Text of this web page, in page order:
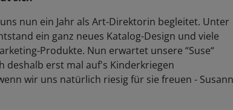
nun ein Jahr als Art-Direktorin begleitet. Unter
ein ganz neues Katalog-Design und viele
Produkte. Nun erwartet unsere “Suse“
deshalb erst mal auf's Kinderkriegen
wir uns natürlich riesig für sie freuen - Susanne